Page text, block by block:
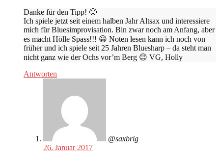
Danke für den Tipp! 🙂
Ich spiele jetzt seit einem halben Jahr Altsax und interessiere
mich für Bluesimprovisation. Bin zwar noch am Anfang, aber
es macht Hölle Spass!!! 😀 Noten lesen kann ich noch von
früher und ich spiele seit 25 Jahren Bluesharp – da steht man
nicht ganz wie der Ochs vor’m Berg 😉 VG, Holly
Antworten
@saxbrig
26. Januar 2017